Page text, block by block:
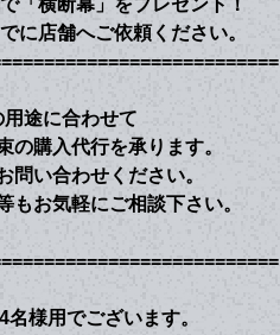
に店舗へご依頼ください。
用途に合わせて
の購入代行を承ります。
い合わせください。
もお気軽にご相談下さい。
様用でございます。